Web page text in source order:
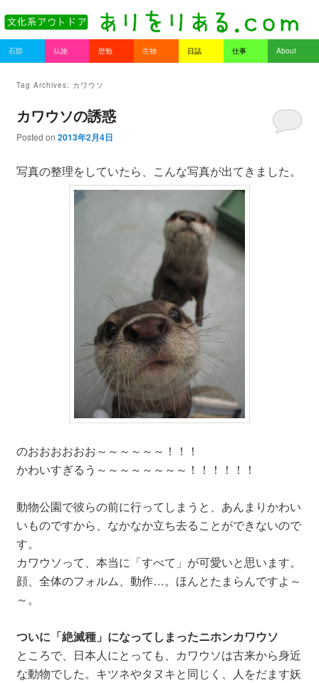
Main menu
Skip to primary content
Skip to secondary content
石部 仏旅 歴勉 生物 日誌 仕事 About
Tag Archives: カワウソ
カワウソの誘惑
Posted on 2013年2月4日
写真の整理をしていたら、こんな写真が出てきました。
のおおおおおお～～～～～～！！！
かわいすぎるう～～～～～～～～！！！！！！
動物公園で彼らの前に行ってしまうと、あんまりかわい
いものですから、なかなか立ち去ることができないので
す。
カワウソって、本当に「すべて」が可愛いと思います。
顔、全体のフォルム、動作…。ほんとたまらんですよ～
～。
ついに「絶滅種」になってしまったニホンカワウソ
ところで、日本人にとっても、カワウソは古来から身近
な動物でした。キツネやタヌキと同じく、人をだます妖